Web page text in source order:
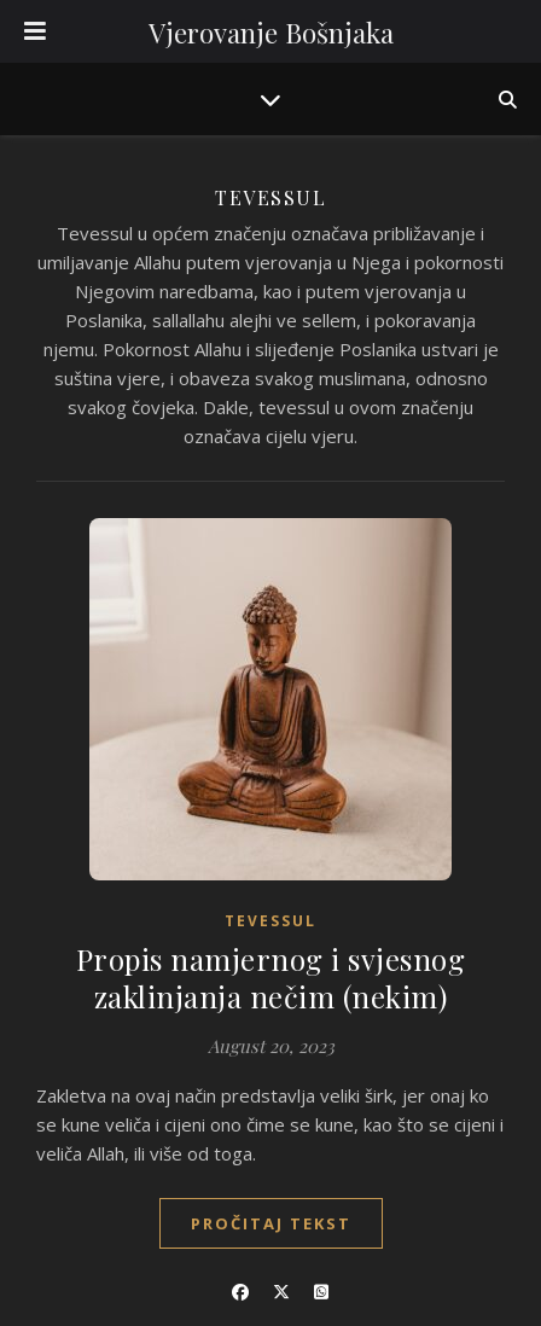
Vjerovanje Bošnjaka
TEVESSUL
Tevessul u općem značenju označava približavanje i
umiljavanje Allahu putem vjerovanja u Njega i pokornosti
Njegovim naredbama, kao i putem vjerovanja u
Poslanika, sallallahu alejhi ve sellem, i pokoravanja
njemu. Pokornost Allahu i slijeđenje Poslanika ustvari je
suština vjere, i obaveza svakog muslimana, odnosno
svakog čovjeka. Dakle, tevessul u ovom značenju
označava cijelu vjeru.
TEVESSUL
Propis namjernog i svjesnog
zaklinjanja nečim (nekim)
August 20, 2023
Zakletva na ovaj način predstavlja veliki širk, jer onaj ko
se kune veliča i cijeni ono čime se kune, kao što se cijeni i
veliča Allah, ili više od toga.
PROČITAJ TEKST